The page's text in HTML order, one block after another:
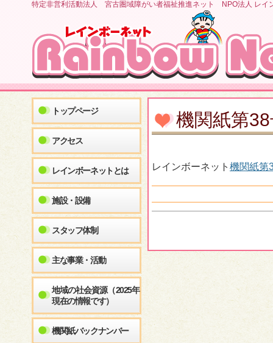
特定非営利活動法人 宮古圏域障がい者福祉推進ネット NPO法人 レイ
トップページ
アクセス
レインボーネットとは
施設・設備
スタッフ体制
主な事業・活動
地域の社会資源（2025年
現在の情報です）
機関紙バックナンバー
機関紙第
レインボーネット 機関紙第